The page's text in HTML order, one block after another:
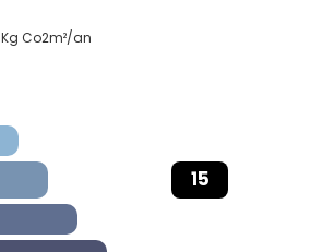
Kg Co2m²/an
15